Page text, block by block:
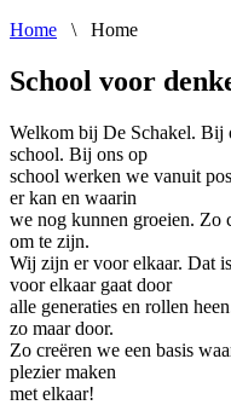
Home
\ Home
School voor
Welkom bij De Schakel. Bij
school. Bij ons op
school werken we vanuit
er kan en waarin
we nog kunnen groeien. Zo
om te zijn.
Wij zijn er voor elkaar. Dat
voor elkaar gaat door
alle generaties en rollen
zo maar door.
Zo creëren we een basis
plezier maken
met elkaar!